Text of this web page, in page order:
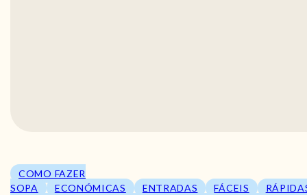
COMO FAZER
SOPA
ECONÓMICAS ENTRADAS FÁCEIS